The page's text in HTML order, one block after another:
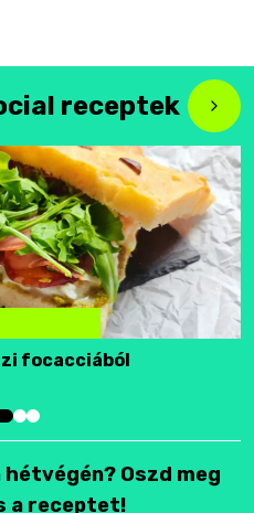
receptek
focacciából
Oszd meg
a receptet!